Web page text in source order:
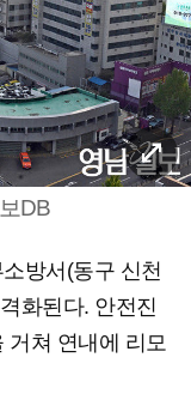
DB
방서(동구 신천
화된다. 안전진
거쳐 연내에 리모